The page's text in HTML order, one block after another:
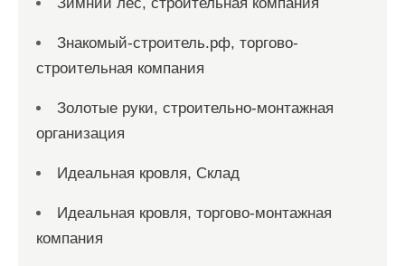
Знакомый-строитель.рф, торгово-
строительная компания
Золотые руки, строительно-монтажная
организация
Идеальная кровля, Склад
Идеальная кровля, торгово-монтажная
компания